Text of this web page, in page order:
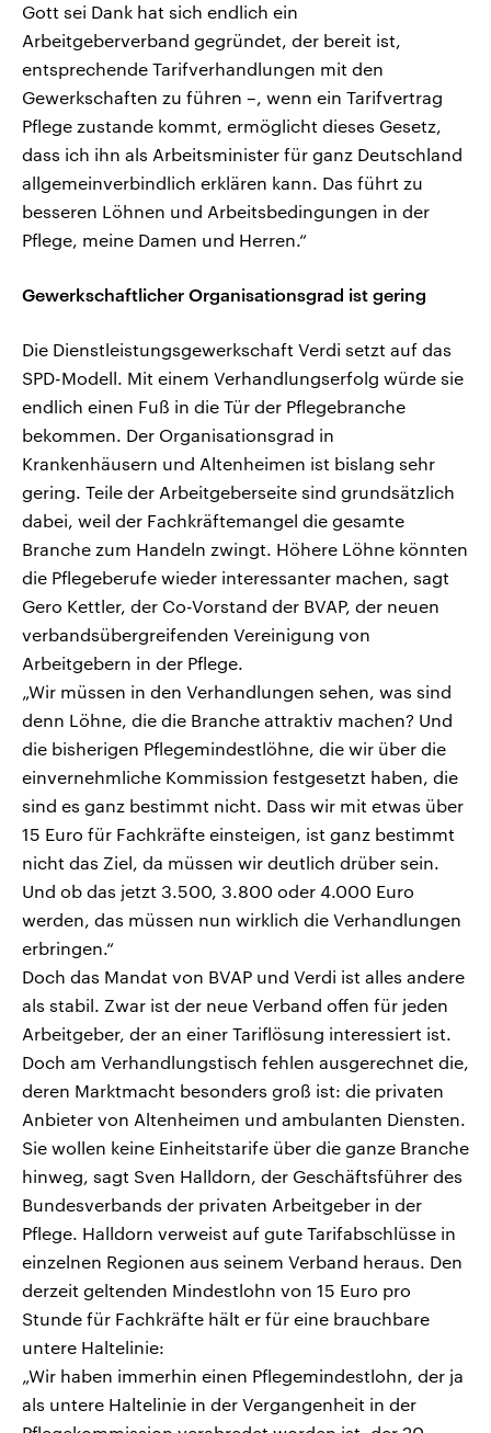
Gott sei Dank hat sich endlich ein
Arbeitgeberverband gegründet, der bereit ist,
entsprechende Tarifverhandlungen mit den
Gewerkschaften zu führen –, wenn ein Tarifvertrag
Pflege zustande kommt, ermöglicht dieses Gesetz,
dass ich ihn als Arbeitsminister für ganz Deutschland
allgemeinverbindlich erklären kann. Das führt zu
besseren Löhnen und Arbeitsbedingungen in der
Pflege, meine Damen und Herren.“
Gewerkschaftlicher Organisationsgrad ist gering
Die Dienstleistungsgewerkschaft Verdi setzt auf das
SPD-Modell. Mit einem Verhandlungserfolg würde sie
endlich einen Fuß in die Tür der Pflegebranche
bekommen. Der Organisationsgrad in
Krankenhäusern und Altenheimen ist bislang sehr
gering. Teile der Arbeitgeberseite sind grundsätzlich
dabei, weil der Fachkräftemangel die gesamte
Branche zum Handeln zwingt. Höhere Löhne könnten
die Pflegeberufe wieder interessanter machen, sagt
Gero Kettler, der Co-Vorstand der BVAP, der neuen
verbandsübergreifenden Vereinigung von
Arbeitgebern in der Pflege.
„Wir müssen in den Verhandlungen sehen, was sind
denn Löhne, die die Branche attraktiv machen? Und
die bisherigen Pflegemindestlöhne, die wir über die
einvernehmliche Kommission festgesetzt haben, die
sind es ganz bestimmt nicht. Dass wir mit etwas über
15 Euro für Fachkräfte einsteigen, ist ganz bestimmt
nicht das Ziel, da müssen wir deutlich drüber sein.
Und ob das jetzt 3.500, 3.800 oder 4.000 Euro
werden, das müssen nun wirklich die Verhandlungen
erbringen.“
Doch das Mandat von BVAP und Verdi ist alles andere
als stabil. Zwar ist der neue Verband offen für jeden
Arbeitgeber, der an einer Tariflösung interessiert ist.
Doch am Verhandlungstisch fehlen ausgerechnet die,
deren Marktmacht besonders groß ist: die privaten
Anbieter von Altenheimen und ambulanten Diensten.
Sie wollen keine Einheitstarife über die ganze Branche
hinweg, sagt Sven Halldorn, der Geschäftsführer des
Bundesverbands der privaten Arbeitgeber in der
Pflege. Halldorn verweist auf gute Tarifabschlüsse in
einzelnen Regionen aus seinem Verband heraus. Den
derzeit geltenden Mindestlohn von 15 Euro pro
Stunde für Fachkräfte hält er für eine brauchbare
untere Haltelinie:
„Wir haben immerhin einen Pflegemindestlohn, der ja
als untere Haltelinie in der Vergangenheit in der